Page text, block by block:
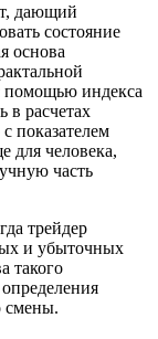
дающий
состояние
основа
помощью индекса
в расчетах
показателем
для человека,
часть
трейдер
и убыточных
такого
смены.